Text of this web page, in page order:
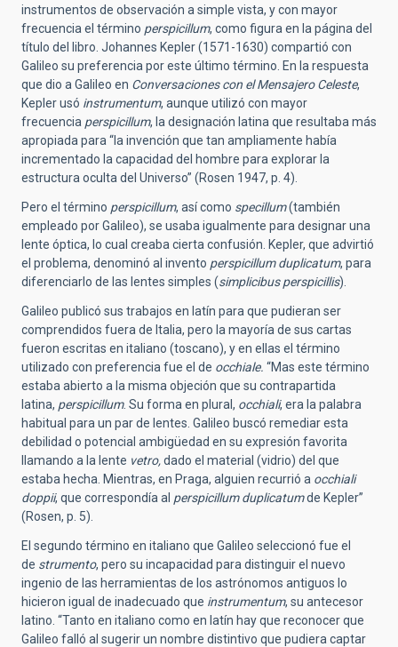
instrumentos de observación a simple vista, y con mayor
frecuencia el término perspicillum, como figura en la página del
título del libro. Johannes Kepler (1571-1630) compartió con
Galileo su preferencia por este último término. En la respuesta
que dio a Galileo en Conversaciones con el Mensajero Celeste,
Kepler usó instrumentum, aunque utilizó con mayor
frecuencia perspicillum, la designación latina que resultaba más
apropiada para “la invención que tan ampliamente había
incrementado la capacidad del hombre para explorar la
estructura oculta del Universo” (Rosen 1947, p. 4).
Pero el término perspicillum, así como specillum(también
empleado por Galileo), se usaba igualmente para designar una
lente óptica, lo cual creaba cierta confusión. Kepler, que advirtió
el problema, denominó al invento perspicillum duplicatum, para
diferenciarlo de las lentes simples (simplicibus perspicillis).
Galileo publicó sus trabajos en latín para que pudieran ser
comprendidos fuera de Italia, pero la mayoría de sus cartas
fueron escritas en italiano (toscano), y en ellas el término
utilizado con preferencia fue el de occhiale. “Mas este término
estaba abierto a la misma objeción que su contrapartida
latina, perspicillum. Su forma en plural, occhiali, era la palabra
habitual para un par de lentes. Galileo buscó remediar esta
debilidad o potencial ambigüedad en su expresión favorita
llamando a la lente vetro,dado el material (vidrio) del que
estaba hecha. Mientras, en Praga, alguien recurrió a occhiali
doppii, que correspondía al perspicillum duplicatumde Kepler”
(Rosen, p. 5).
El segundo término en italiano que Galileo seleccionó fue el
de strumento, pero su incapacidad para distinguir el nuevo
ingenio de las herramientas de los astrónomos antiguos lo
hicieron igual de inadecuado que instrumentum, su antecesor
latino. “Tanto en italiano como en latín hay que reconocer que
Galileo falló al sugerir un nombre distintivo que pudiera captar